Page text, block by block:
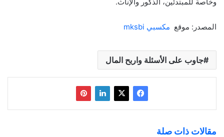
المصدر: موقع مكسبي mksbi
جاوب على الأسئلة واربح المال
مقالات ذات صلة